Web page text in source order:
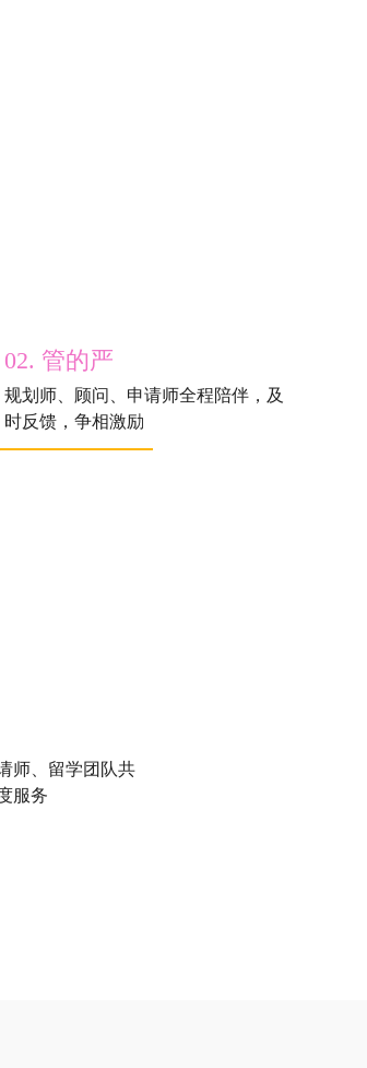
02. 管的严
规划师、顾问、申请师全程陪伴，及
时反馈，争相激励
师、留学团队共
服务